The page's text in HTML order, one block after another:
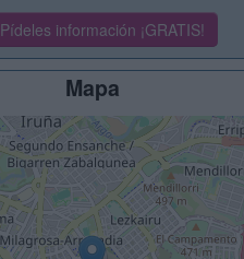
información ¡GRATIS!
Mapa